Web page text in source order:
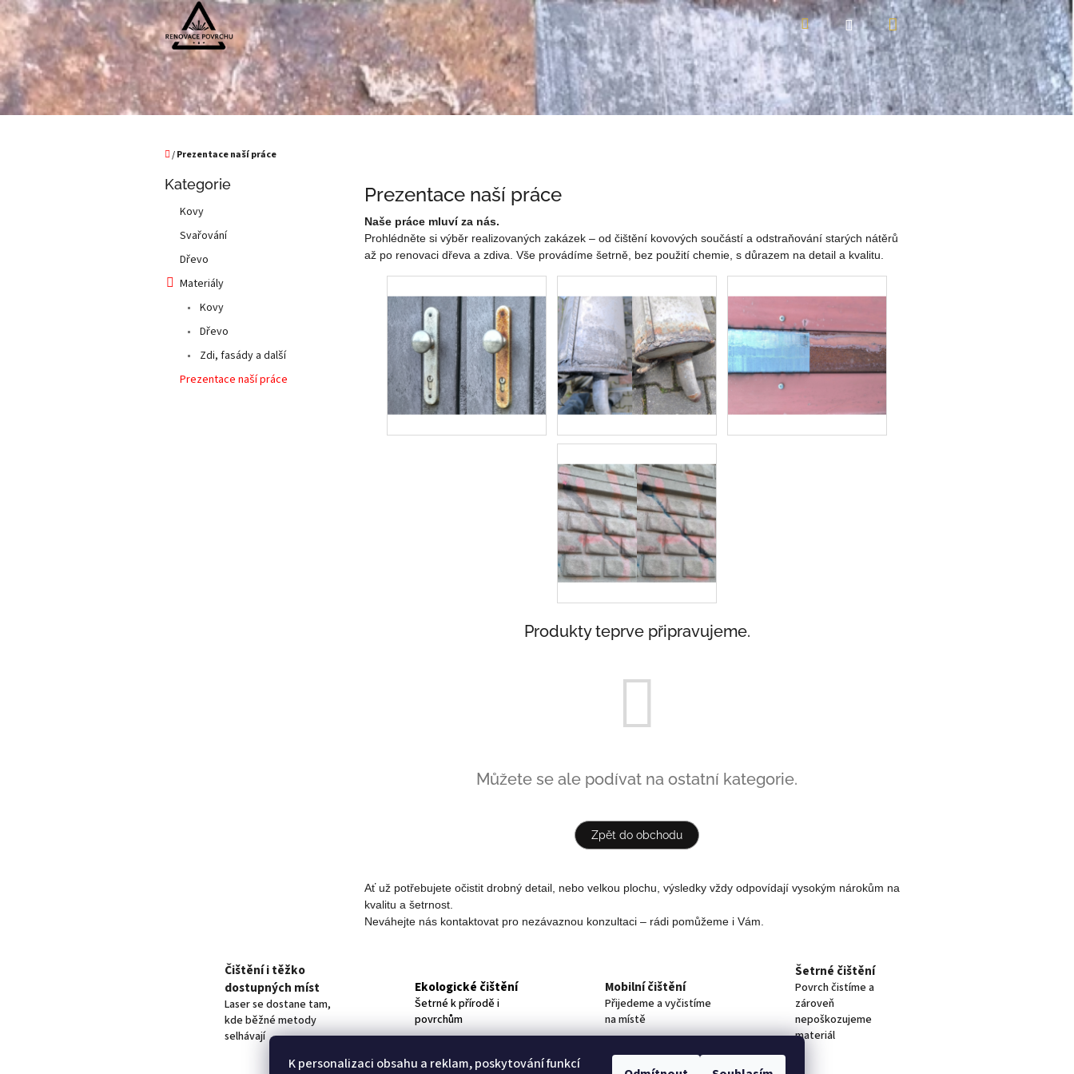
K personalizaci obsahu a reklam, poskytování funkcí
Přejít
na
obsah
HledatPřihlášeníNákupní
košík
Domů
/Prezentace naší práce
Přeskočit
Kategorie
Kovy
Svařování
Dřevo
Materiály
Kovy
Dřevo
Zdi, fasády a další
Prezentace naší práce
Prezentace naší práce
Naše práce mluví za nás.
Prohlédněte si výběr realizovaných zakázek – od čištění kovových součástí a odstraňování starých nátěrů
až po renovaci dřeva a zdiva. Vše provádíme šetrně, bez použití chemie, s důrazem na detail a kvalitu.
Produkty teprve připravujeme.
Můžete se ale podívat na ostatní kategorie.
Zpět do obchodu
Ať už potřebujete očistit drobný detail, nebo velkou plochu, výsledky vždy odpovídají vysokým nárokům na
kvalitu a šetrnost.
Neváhejte nás kontaktovat pro nezávaznou konzultaci – rádi pomůžeme i Vám.
Čištění i těžko
dostupných míst
Laser se dostane tam,
kde běžné metody
selhávají
Ekologické čištění
Šetrné k přírodě i
povrchům
Mobilní čištění
Přijedeme a vyčistíme
na místě
Šetrné čištění
Povrch čistíme a
zároveň
nepoškozujeme
materiál